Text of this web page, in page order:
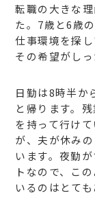
転職の大きな
た。7歳と6歳
仕事環境を探
その希望がし
日勤は8時半か
と帰ります。
を持って行け
が、夫が休み
います。夜勤
トなので、こ
いるのはとても